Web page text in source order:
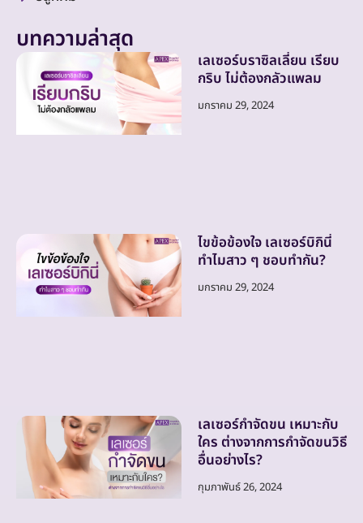
บทความล่าสุด
เลเซอร์บราซิลเลี่ยน เรียบ
กริบ ไม่ต้องกลัวแพลม
มกราคม 29, 2024
ไขข้อข้องใจ เลเซอร์บิกินี่
ทำไมสาว ๆ ชอบทำกัน?
มกราคม 29, 2024
เลเซอร์กำจัดขน เหมาะกับ
ใคร ต่างจากการกำจัดขนวิธี
อื่นอย่างไร?
กุมภาพันธ์ 26, 2024